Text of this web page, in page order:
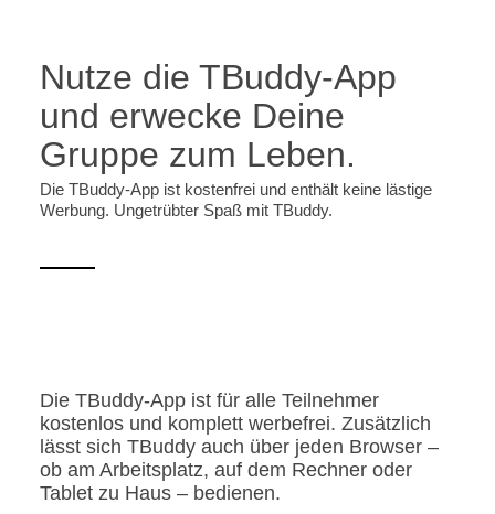
Nutze die TBuddy-App
und erwecke Deine
Gruppe zum Leben.
Die TBuddy-App ist kostenfrei und enthält keine lästige
Werbung. Ungetrübter Spaß mit TBuddy.
Die TBuddy-App ist für alle Teilnehmer
kostenlos und komplett werbefrei. Zusätzlich
lässt sich TBuddy auch über jeden Browser –
ob am Arbeitsplatz, auf dem Rechner oder
Tablet zu Haus – bedienen.